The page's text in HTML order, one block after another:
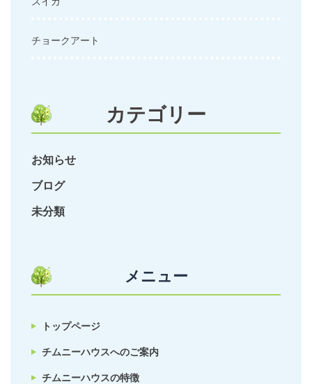
チョークアート
カテゴリー
お知らせ
ブログ
未分類
メニュー
トップページ
チムニーハウスへのご案内
チムニーハウスの特徴